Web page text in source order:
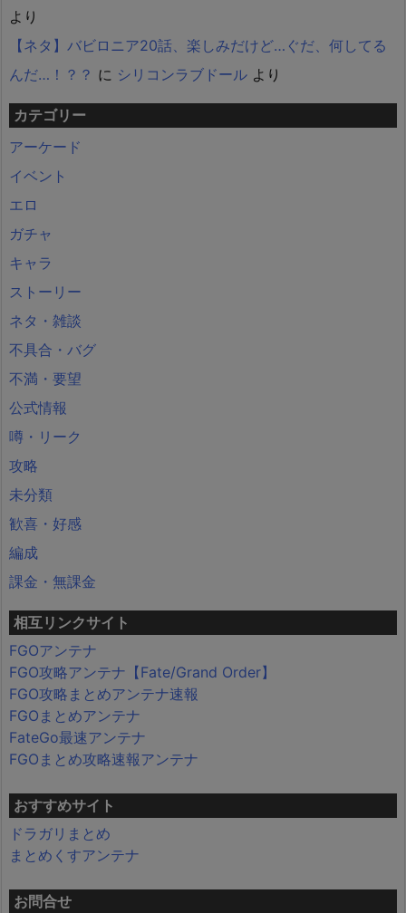
より
【ネタ】バビロニア20話、楽しみだけど…ぐだ、何してる
んだ…！？？ に シリコンラブドール より
カテゴリー
アーケード
イベント
エロ
ガチャ
キャラ
ストーリー
ネタ・雑談
不具合・バグ
不満・要望
公式情報
噂・リーク
攻略
未分類
歓喜・好感
編成
課金・無課金
相互リンクサイト
FGOアンテナ
FGO攻略アンテナ【Fate/Grand Order】
FGO攻略まとめアンテナ速報
FGOまとめアンテナ
FateGo最速アンテナ
FGOまとめ攻略速報アンテナ
おすすめサイト
ドラガリまとめ
まとめくすアンテナ
お問合せ